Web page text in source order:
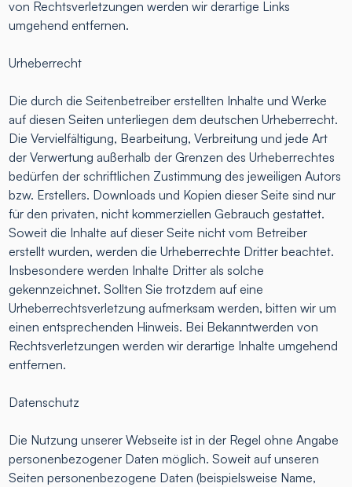
von Rechtsverletzungen werden wir derartige Links
umgehend entfernen.
Urheberrecht
Die durch die Seitenbetreiber erstellten Inhalte und Werke
auf diesen Seiten unterliegen dem deutschen Urheberrecht.
Die Vervielfältigung, Bearbeitung, Verbreitung und jede Art
der Verwertung außerhalb der Grenzen des Urheberrechtes
bedürfen der schriftlichen Zustimmung des jeweiligen Autors
bzw. Erstellers. Downloads und Kopien dieser Seite sind nur
für den privaten, nicht kommerziellen Gebrauch gestattet.
Soweit die Inhalte auf dieser Seite nicht vom Betreiber
erstellt wurden, werden die Urheberrechte Dritter beachtet.
Insbesondere werden Inhalte Dritter als solche
gekennzeichnet. Sollten Sie trotzdem auf eine
Urheberrechtsverletzung aufmerksam werden, bitten wir um
einen entsprechenden Hinweis. Bei Bekanntwerden von
Rechtsverletzungen werden wir derartige Inhalte umgehend
entfernen.
Datenschutz
Die Nutzung unserer Webseite ist in der Regel ohne Angabe
personenbezogener Daten möglich. Soweit auf unseren
Seiten personenbezogene Daten (beispielsweise Name,